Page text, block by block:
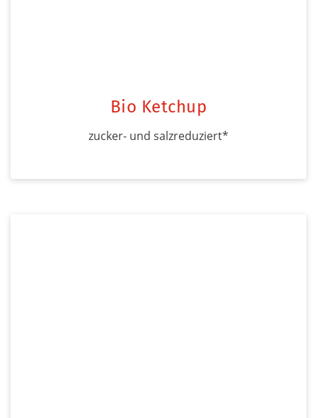
Bio Ketchup
zucker- und salzreduziert*